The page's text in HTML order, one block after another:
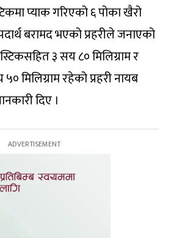
प्याक गरिएको ६ पोका खैरो
बरामद भएको प्रहरीले जनाएको
३ सय ८० मिलिग्राम र
मिलिग्राम रहेको प्रहरी नायब
दिए ।